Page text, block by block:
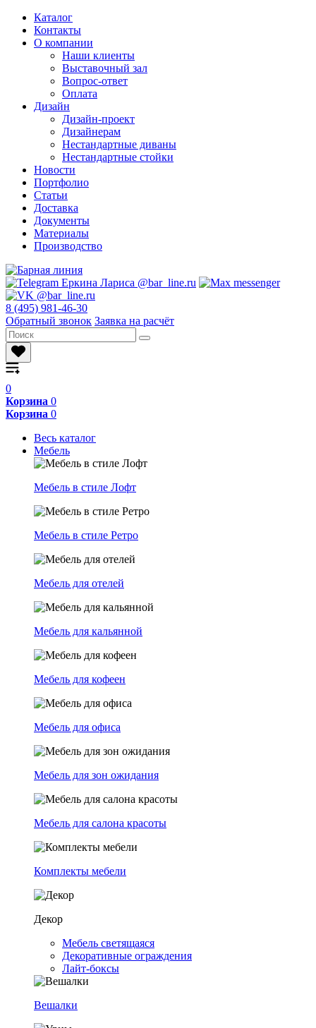
Каталог
Контакты
О компании
Наши клиенты
Выставочный зал
Вопрос-ответ
Оплата
Дизайн
Дизайн-проект
Дизайнерам
Нестандартные диваны
Нестандартные стойки
Новости
Портфолио
Статьи
Доставка
Документы
Материалы
Производство
8 (495) 981-46-30
Обратный звонок Заявка на расчёт
0
Корзина 0
Корзина 0
Весь каталог
Мебель
Мебель в стиле Лофт
Мебель в стиле Ретро
Мебель для отелей
Мебель для кальянной
Мебель для кофеен
Мебель для офиса
Мебель для зон ожидания
Мебель для салона красоты
Комплекты мебели
Декор
Мебель светящаяся
Декоративные ограждения
Лайт-боксы
Вешалки